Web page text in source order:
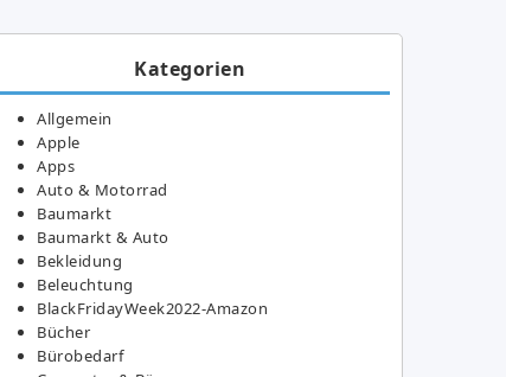
Kategorien
Allgemein
Apple
Apps
Auto & Motorrad
Baumarkt
Baumarkt & Auto
Bekleidung
Beleuchtung
BlackFridayWeek2022-Amazon
Bücher
Bürobedarf